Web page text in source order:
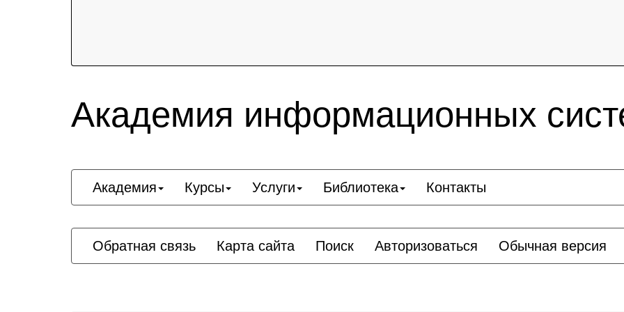
Академия информационных
Академия Курсы Услуги Библиотека Контакты
Обратная связь Карта сайта Поиск Авторизоваться Обычная версия